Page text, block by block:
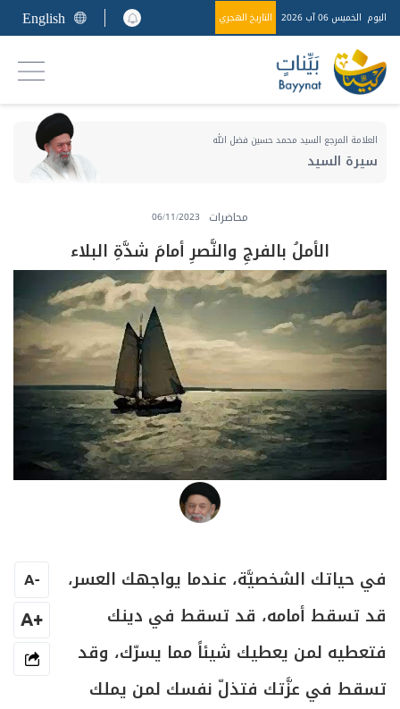
اليوم الخميس 06 آب 2026 التاريخ الهجري English
العلامة المرجع السيد محمد حسين فضل الله
سيرة السيد
محاضرات 06/11/2023
الأملُ بالفرجِ والنَّصرِ أمامَ شدَّةِ البلاء
في حياتك الشخصيَّة، عندما يواجهك العسر،
قد تسقط أمامه، قد تسقط في دينك
فتعطيه لمن يعطيك شيئاً مما يسرّك، وقد
تسقط في عزَّتك فتذلّ نفسك لمن يملك
-
A
+A